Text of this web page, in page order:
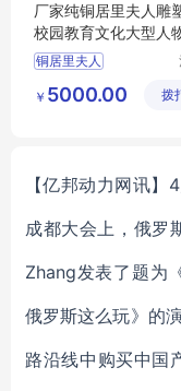
厂家纯铜居里夫人雕
校园教育文化大型人
外国人物胸像
铜居里夫人
￥ 5000.00 拨
【亿邦动力网讯
成都大会上，俄罗
Zhang发表了题为
俄罗斯这么玩》的
路沿线中购买中国